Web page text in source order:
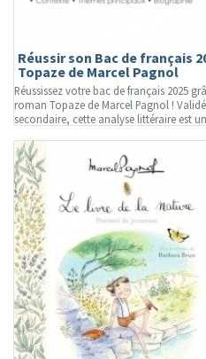
Réussir son Bac de français
Topaze de Marcel Pagnol
Réussissez votre bac de français 2025
roman Topaze de Marcel Pagnol !
secondaire, cette analyse littéraire est